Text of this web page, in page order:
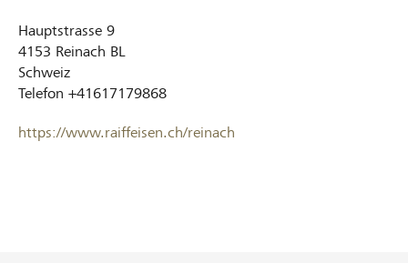
Hauptstrasse 9
4153 Reinach BL
Schweiz
Telefon +41617179868
https://www.raiffeisen.ch/reinach